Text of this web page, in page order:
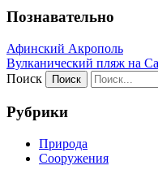
Познавательно
Афинский Акрополь
Вулканический пляж на
Поиск
Рубрики
Природа
Сооружения